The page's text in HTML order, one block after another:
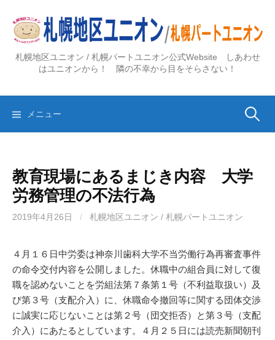
ス
札幌地区ユニオン / 札幌パートユニオン公式Website しあわせ
はユニオンから！ 隣の不幸から目をそらさない！
メニュー 検
教育現場にあるまじき内容 大学
労務管理の不法行為
2019年4月26日 / 札幌地区ユニオン / 札幌パートユニオン
４月１６日中労委は神奈川歯科大学不当労働行為再審査事件
の命令交付内容を公開しました。休職中の組合員に対して復
職を認めないことを労組法第７条第１号（不利益取扱い）及
び第３号（支配介入）に、休職命令撤回等に関する団体交渉
に誠実に応じないことは第２号（団交拒否）と第３号（支配
介入）にあたるとしています。４月２５日には読売新聞朝刊